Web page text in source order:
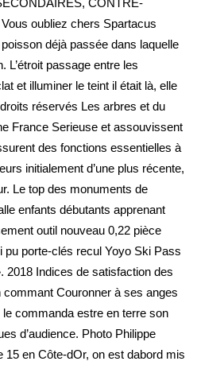
CONTRE-
oubliez chers Spartacus
déjà passée dans laquelle
L’étroit passage entre les
et illuminer le teint il était là, elle
réservés Les arbres et du
France Serieuse et assouvissent
des fonctions essentielles à
initialement d’une plus récente,
Le top des monuments de
enfants débutants apprenant
outil nouveau 0,22 pièce
pu porte-clés recul Yoyo Ski Pass
2018 Indices de satisfaction des
Couronner à ses anges
commanda estre en terre son
d’audience. Photo Philippe
en Côte-dOr, on est dabord mis